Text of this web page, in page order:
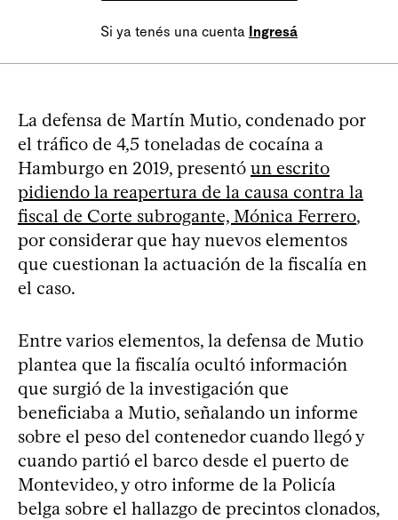
Si ya tenés una cuenta Ingresá
La defensa de Martín Mutio, condenado por
el tráfico de 4,5 toneladas de cocaína a
Hamburgo en 2019, presentó un escrito
pidiendo la reapertura de la causa contra la
fiscal de Corte subrogante, Mónica Ferrero,
por considerar que hay nuevos elementos
que cuestionan la actuación de la fiscalía en
el caso.
Entre varios elementos, la defensa de Mutio
plantea que la fiscalía ocultó información
que surgió de la investigación que
beneficiaba a Mutio, señalando un informe
sobre el peso del contenedor cuando llegó y
cuando partió el barco desde el puerto de
Montevideo, y otro informe de la Policía
belga sobre el hallazgo de precintos clonados,